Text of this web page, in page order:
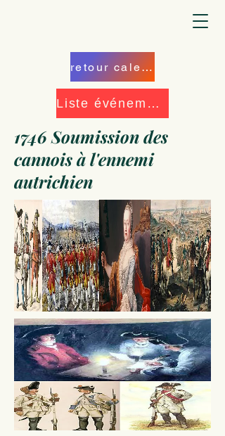
retour calendrier
Liste événements
1746 Soumission des
cannois à l'ennemi
autrichien